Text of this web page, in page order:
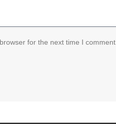
for the next time I comment.